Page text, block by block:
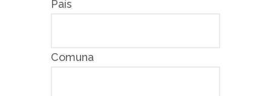
País
Comuna